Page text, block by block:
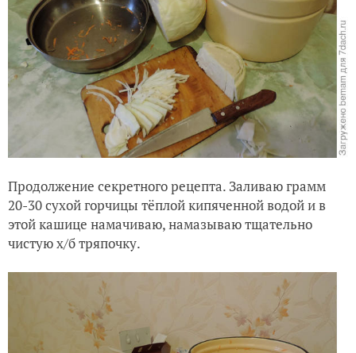
Продолжение секретного рецепта. Заливаю грамм
20-30 сухой горчицы тёплой кипяченной водой и в
этой кашице намачиваю, намазываю тщательно
чистую х/б тряпочку.